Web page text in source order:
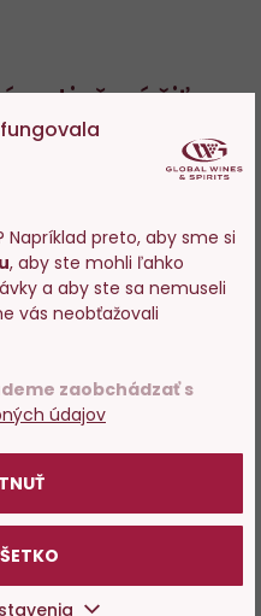
tiež páčiť
Skladom 113 ks
preto, aby sme si
, aby ste mohli ľahko
a aby ste sa nemuseli
vás neobťažovali
zaobchádzať s
údajov
stránky s
Prosím
už bolo 18